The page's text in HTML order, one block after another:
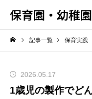
保育園・幼稚
記事一覧 保育実践
2026.05.17
1歳児の製作でど